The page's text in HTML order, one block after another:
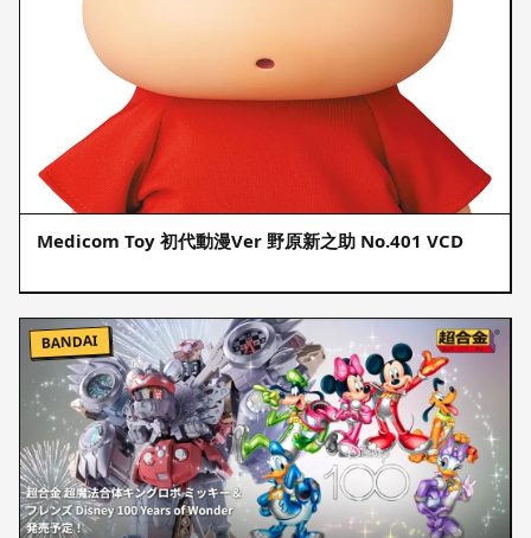
Medicom Toy 初代動漫Ver 野原新之助 No.401 VCD
BANDAI